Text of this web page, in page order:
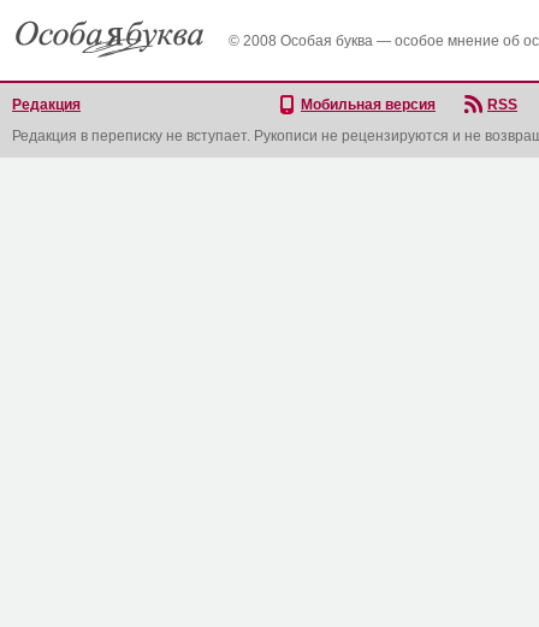
© 2008 Особая буква — особое мнение об
Редакция Мобильная версия
RSS
Редакция в переписку не вступает. Рукописи не рецензируются и не